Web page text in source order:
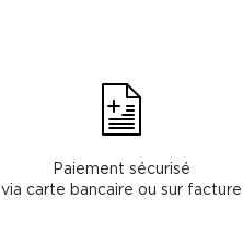
Paiement sécurisé
via carte bancaire ou sur facture